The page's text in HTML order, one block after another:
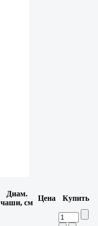
Диам.
чаши, см
Цена Купить